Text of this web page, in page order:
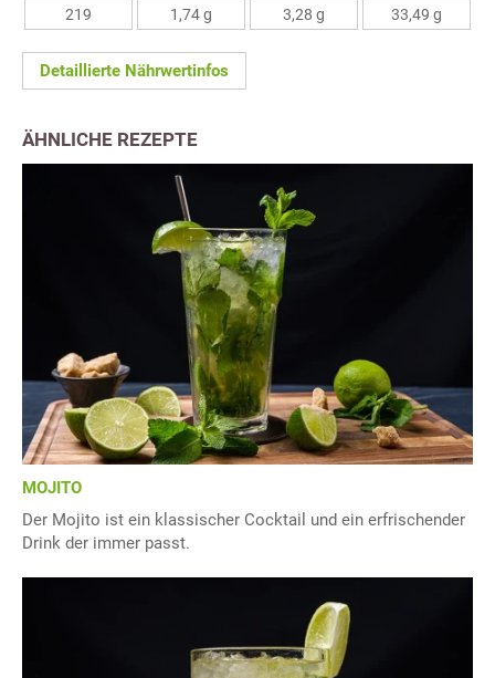
219
1,74 g
3,28 g
33,49 g
Detaillierte Nährwertinfos
ÄHNLICHE REZEPTE
MOJITO
Der Mojito ist ein klassischer Cocktail und ein erfrischender
Drink der immer passt.